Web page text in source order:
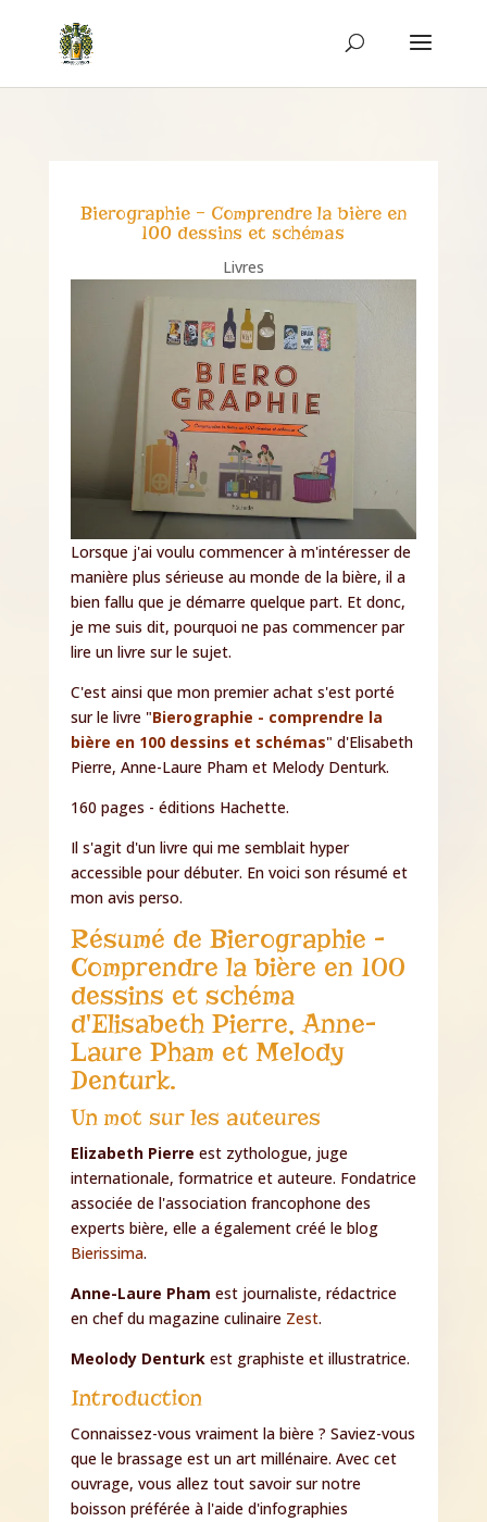
Bierographie – Comprendre la bière en
100 dessins et schémas
Livres
Lorsque j'ai voulu commencer à m'intéresser de
manière plus sérieuse au monde de la bière, il a
bien fallu que je démarre quelque part. Et donc,
je me suis dit, pourquoi ne pas commencer par
lire un livre sur le sujet.
C'est ainsi que mon premier achat s'est porté
sur le livre "Bierographie - comprendre la
bière en 100 dessins et schémas" d'Elisabeth
Pierre, Anne-Laure Pham et Melody Denturk.
160 pages - éditions Hachette.
Il s'agit d'un livre qui me semblait hyper
accessible pour débuter. En voici son résumé et
mon avis perso.
Résumé de Bierographie -
Comprendre la bière en 100
dessins et schéma
d'Elisabeth Pierre, Anne-
Laure Pham et Melody
Denturk.
Un mot sur les auteures
Elizabeth Pierre est zythologue, juge
internationale, formatrice et auteure. Fondatrice
associée de l'association francophone des
experts bière, elle a également créé le blog
Bierissima.
Anne-Laure Pham est journaliste, rédactrice
en chef du magazine culinaire Zest.
Meolody Denturkest graphiste et illustratrice.
Introduction
Connaissez-vous vraiment la bière ? Saviez-vous
que le brassage est un art millénaire. Avec cet
ouvrage, vous allez tout savoir sur notre
boisson préférée à l'aide d'infographies